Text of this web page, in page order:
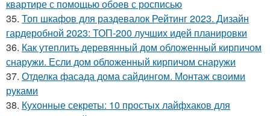
квартире с помощью обоев с росписью
35. Топ шкафов для раздевалок Рейтинг 2023. Дизайн
гардеробной 2023: ТОП-200 лучших идей планировки
36. Как утеплить деревянный дом обложенный кирпичом
снаружи. Если дом обложенный кирпичом снаружи
37. Отделка фасада дома сайдингом. Монтаж своими
руками
38. Кухонные секреты: 10 простых лайфхаков для